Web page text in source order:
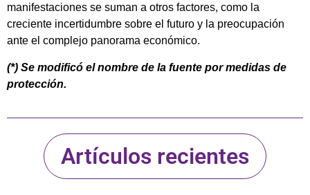
manifestaciones se suman a otros factores, como la
creciente incertidumbre sobre el futuro y la preocupación
ante el complejo panorama económico.
(*) Se modificó el nombre de la fuente por medidas de
protección.
Artículos recientes